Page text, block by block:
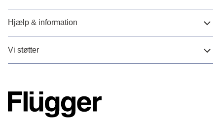
Hjælp & information
Vi støtter